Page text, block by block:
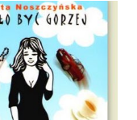
TUTAJ . Gdy już
a Amber - z
jesienny
stało psica miała
odwołaliśmy,